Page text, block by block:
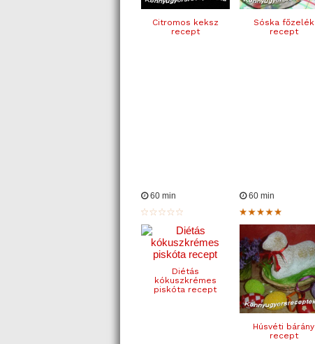
Citromos keksz
recept
Sóska főzelék
recept
60 min
Diétás
kókuszkrémes
piskóta recept
60 min
Húsvéti bárány
recept